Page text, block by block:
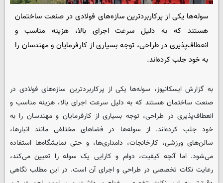
سوله‌ها یکی از پرکاربردترین سازه‌های فولادی در صنعت ساختمان
هستند که به دلیل سرعت اجرای بالا، هزینه مناسب و
انعطاف‌پذیری در طراحی، توجه بسیاری از کارفرمایان و مهندسان را
به خود جلب کرده‌اند.
به گزارشایسکانیوز، سوله‌ها یکی از پرکاربردترین سازه‌های فولادی در
صنعت ساختمان هستند که به دلیل سرعت اجرای بالا، هزینه مناسب و
انعطاف‌پذیری در طراحی، توجه بسیاری از کارفرمایان و مهندسان را به
خود جلب کرده‌اند. از سوله‌ها در فضاهای مختلفی مانند انبارها،
سالن‌های ورزشی، کارخانجات، دامداری‌ها، و حتی نمایشگاه‌ها استفاده
می‌شود. اما آنچه کیفیت، دوام و کارایی یک سوله را تعیین می‌کند،
رعایت نکات تخصصی در طراحی و اجرای آن است. در این مطلب نگاهی